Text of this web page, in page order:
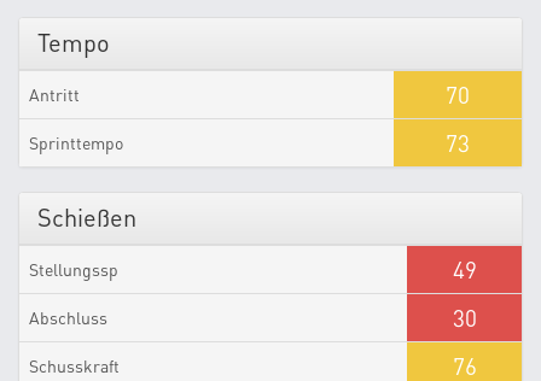
Tempo
Antritt 70
Sprinttempo 73
Schießen
Stellungssp 49
Abschluss 30
Schusskraft 76